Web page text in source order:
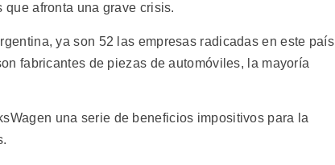
afronta una grave crisis.
ya son 52 las empresas radicadas en este país
fabricantes de piezas de automóviles, la mayoría
una serie de beneficios impositivos para la